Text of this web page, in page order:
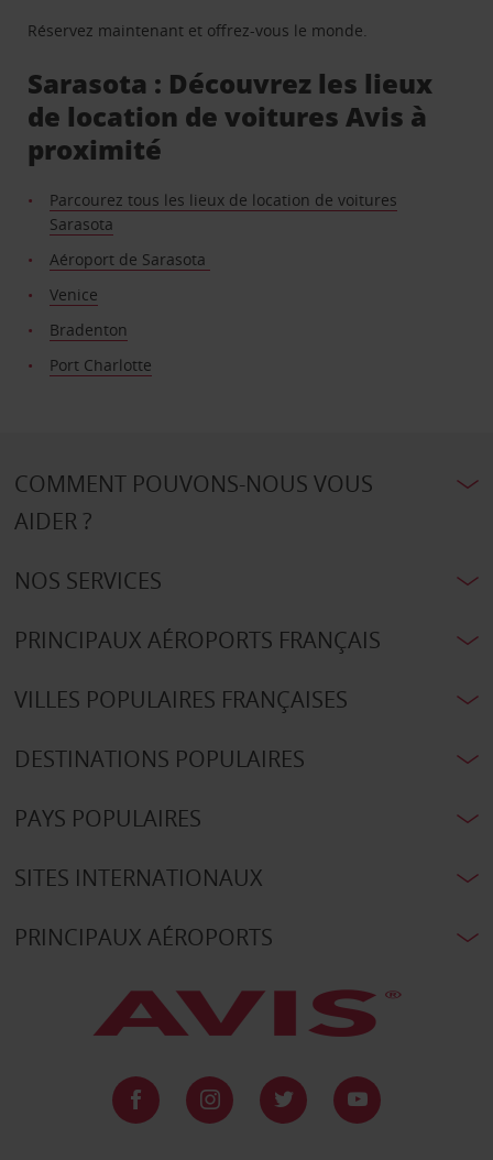
Réservez maintenant et offrez-vous le monde.
Sarasota : Découvrez les lieux
de location de voitures Avis à
proximité
Parcourez tous les lieux de location de voitures
Sarasota
Aéroport de Sarasota
Venice
Bradenton
Port Charlotte
COMMENT POUVONS-NOUS VOUS
AIDER ?
NOS SERVICES
PRINCIPAUX AÉROPORTS FRANÇAIS
VILLES POPULAIRES FRANÇAISES
DESTINATIONS POPULAIRES
PAYS POPULAIRES
SITES INTERNATIONAUX
PRINCIPAUX AÉROPORTS